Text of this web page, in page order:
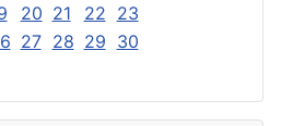
20 21 22 23
27 28 29 30